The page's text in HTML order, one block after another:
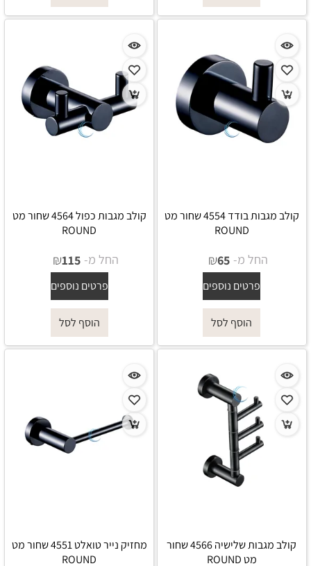
קולב מגבות בודד 4554 שחור מט
ROUND
החל מ- ₪65
פרטים נוספים
הוסף לסל
קולב מגבות כפול 4564 שחור מט
ROUND
החל מ- ₪115
פרטים נוספים
הוסף לסל
קולב מגבות שלישיה 4566 שחור
מט ROUND
מחזיק נייר טואלט 4551 שחור מט
ROUND